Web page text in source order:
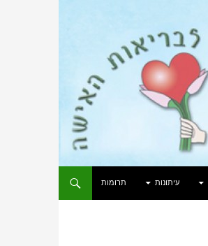
עיתונות תרומות